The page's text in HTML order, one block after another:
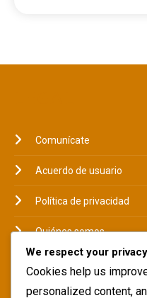
Comunícate
Acuerdo de usuario
Política de privacidad
Quiénes somos
We respect your privacy
Cookies help us
personalized content,